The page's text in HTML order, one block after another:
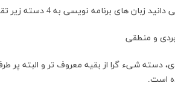
های برنامه نویسی به 4 دسته زیر تقسیم می شوند:
و منطقی
است.